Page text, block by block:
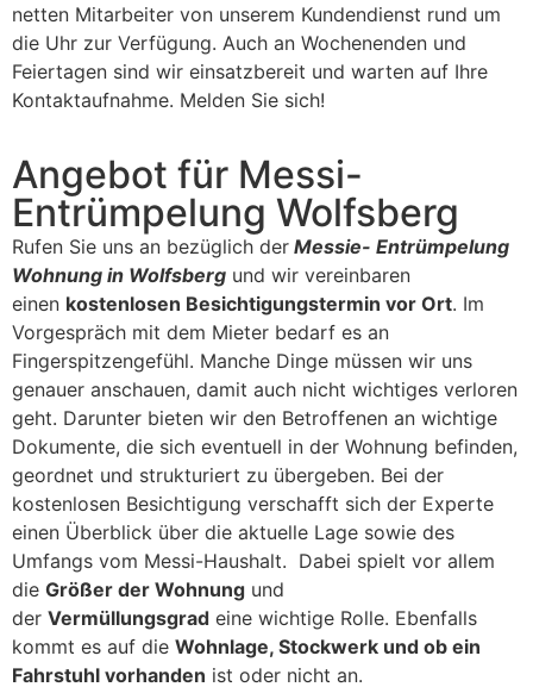
netten Mitarbeiter von unserem Kundendienst rund um
die Uhr zur Verfügung. Auch an Wochenenden und
Feiertagen sind wir einsatzbereit und warten auf Ihre
Kontaktaufnahme. Melden Sie sich!
Angebot für Messi-
Entrümpelung Wolfsberg
Rufen Sie uns an bezüglich der Messie- Entrümpelung
Wohnung in Wolfsberg und wir vereinbaren
einen kostenlosen Besichtigungstermin vor Ort. Im
Vorgespräch mit dem Mieter bedarf es an
Fingerspitzengefühl. Manche Dinge müssen wir uns
genauer anschauen, damit auch nicht wichtiges verloren
geht. Darunter bieten wir den Betroffenen an wichtige
Dokumente, die sich eventuell in der Wohnung befinden,
geordnet und strukturiert zu übergeben. Bei der
kostenlosen Besichtigung verschafft sich der Experte
einen Überblick über die aktuelle Lage sowie des
Umfangs vom Messi-Haushalt. Dabei spielt vor allem
die Größer der Wohnung und
der Vermüllungsgrad eine wichtige Rolle. Ebenfalls
kommt es auf die Wohnlage, Stockwerk und ob ein
Fahrstuhl vorhanden ist oder nicht an.